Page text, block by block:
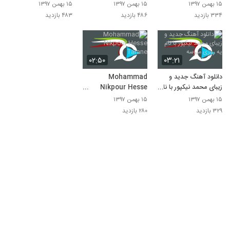
۱۵ بهمن ۱۳۹۷
۳۳۴ بازدید
۱۵ بهمن ۱۳۹۷
۴۸۶ بازدید
۱۵ بهمن ۱۳۹۷
۴۸۳ بازدید
۰۳:۲۱
دانلود آهنگ جدید و
زیبای محمد نیکپور با نام
یه روزی میرسه
۱۵ بهمن ۱۳۹۷
۳۲۹ بازدید
۰۲:۵۰
Mohammad
Nikpour Hesse
Tarane
۱۵ بهمن ۱۳۹۷
۲۸۰ بازدید